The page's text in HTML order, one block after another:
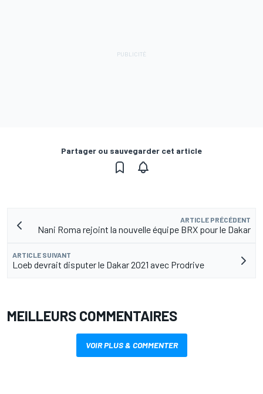
Partager ou sauvegarder cet article
ARTICLE PRÉCÉDENT
Nani Roma rejoint la nouvelle équipe BRX pour le Dakar
ARTICLE SUIVANT
Loeb devrait disputer le Dakar 2021 avec Prodrive
MEILLEURS COMMENTAIRES
VOIR PLUS & COMMENTER